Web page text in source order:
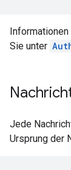
Sie unter
Jede
Ursprung der